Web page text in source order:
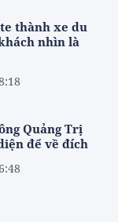
thành xe du
nhìn là
Quảng Trị
để về đích